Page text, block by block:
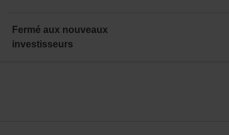
Fermé aux nouveaux
investisseurs